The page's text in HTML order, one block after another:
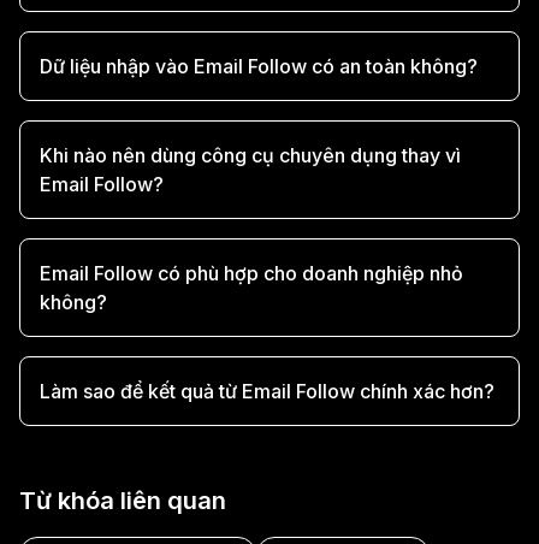
Dữ liệu nhập vào Email Follow có an toàn không?
Khi nào nên dùng công cụ chuyên dụng thay vì
Email Follow?
Email Follow có phù hợp cho doanh nghiệp nhỏ
không?
Làm sao để kết quả từ Email Follow chính xác hơn?
Từ khóa liên quan